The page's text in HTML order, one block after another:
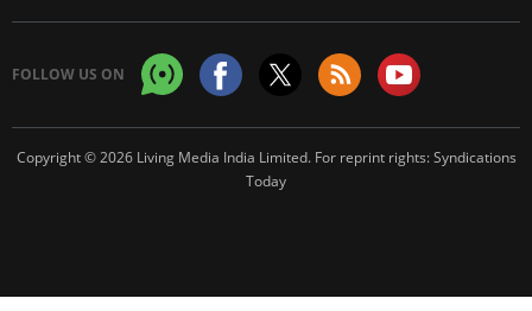
FOLLOW US ON
Copyright © 2026 Living Media India Limited. For reprint rights:Syndications
Today